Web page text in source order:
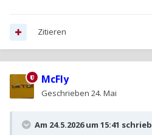
Zitieren
McFly
Geschrieben 24. Mai
Am 24.5.2026 um 15:41 schrieb